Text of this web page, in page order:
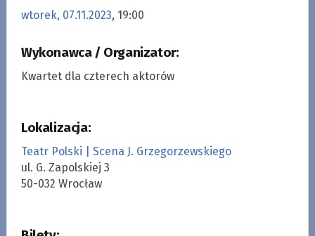
wtorek, 07.11.2023, 19:00
Wykonawca / Organizator:
Kwartet dla czterech aktorów
Lokalizacja:
Teatr Polski | Scena J. Grzegorzewskiego
ul. G. Zapolskiej 3
50-032 Wrocław